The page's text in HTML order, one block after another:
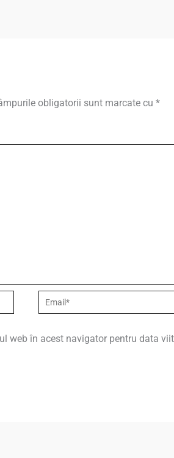
obligatorii sunt marcate cu *
Email*
web în acest navigator pentru data